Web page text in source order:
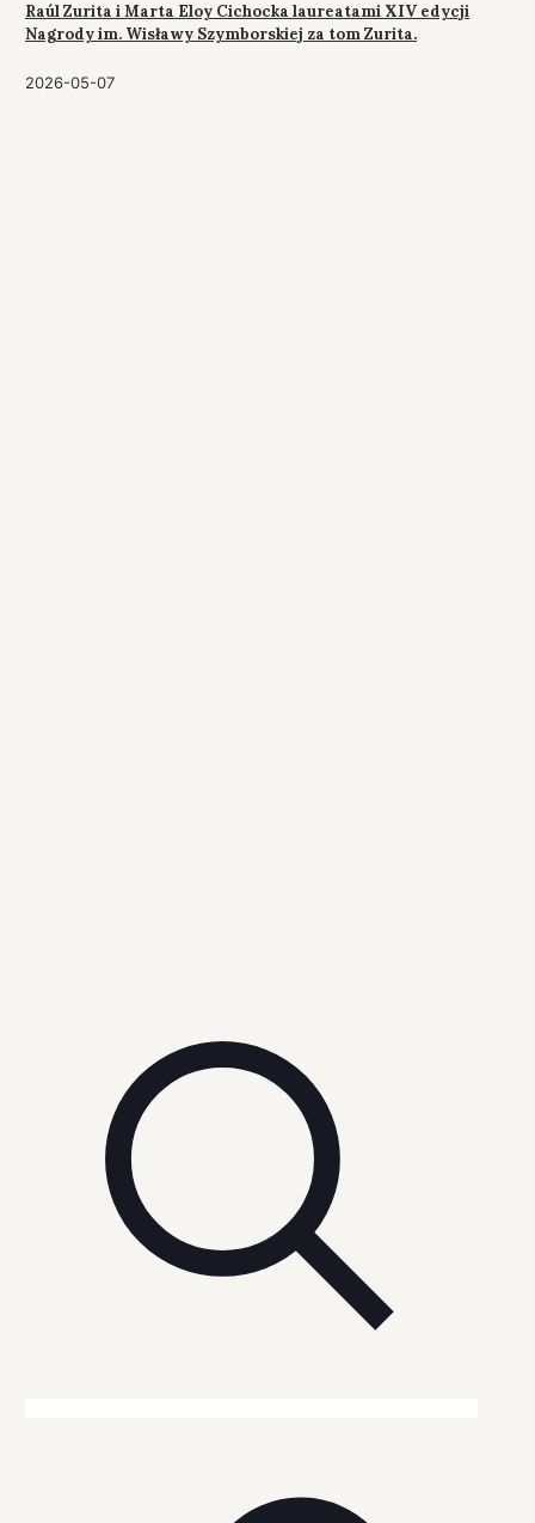
Raúl Zurita i Marta Eloy Cichocka laureatami XIV edycji
Nagrody im. Wisławy Szymborskiej za tom Zurita.
2026-05-07